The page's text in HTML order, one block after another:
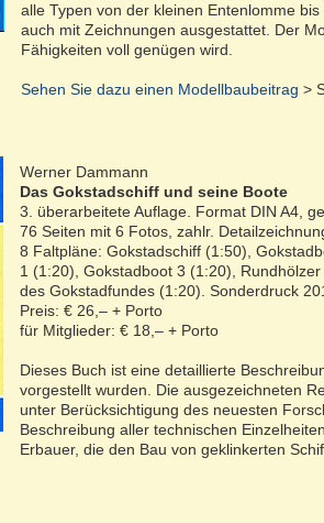
alle Typen von der kleinen Entenlomme
auch mit Zeichnungen ausgestattet. Der
Fähigkeiten voll genügen wird.
Sehen Sie dazu einen Modellbaubeitrag >
Werner Dammann
Das Gokstadschiff und seine Boote
3. überarbeitete Auflage. Format DIN A4,
76 Seiten mit 6 Fotos, zahlr.
8 Faltpläne: Gokstadschiff (1:50),
1 (1:20), Gokstadboot 3 (1:20), Rundhölzer
des Gokstadfundes (1:20). Sonderdruck
Preis: € 26,– + Porto
für Mitglieder: € 18,– + Porto
Dieses Buch ist eine detaillierte
vorgestellt wurden. Die ausgezeichneten
unter Berücksichtigung des neuesten
Beschreibung aller technischen
Erbauer, die den Bau von geklinkerten